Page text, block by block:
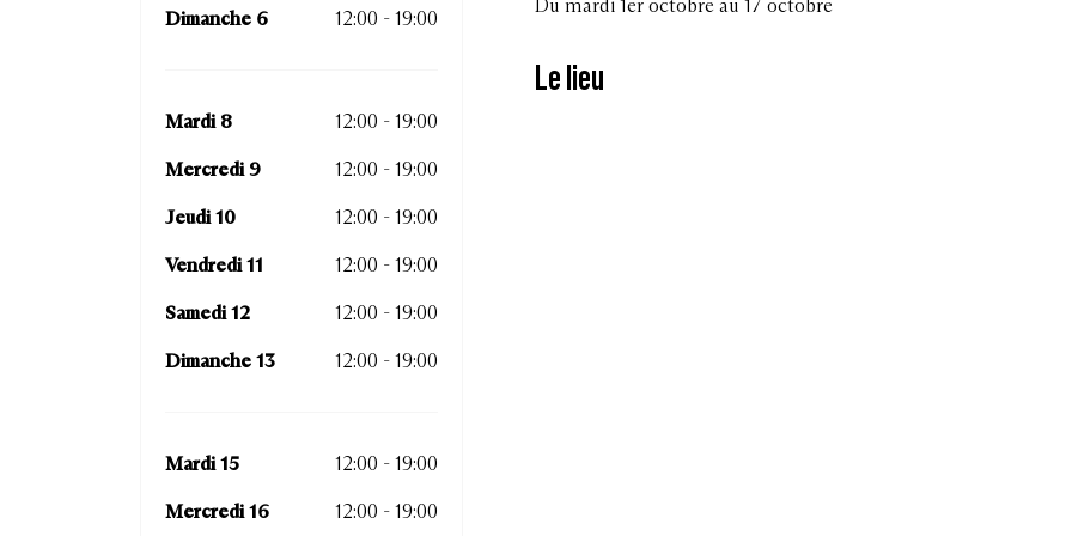
Dimanche 6 12:00 - 19:00
Mardi 8 12:00 - 19:00
Mercredi 9 12:00 - 19:00
Jeudi 10 12:00 - 19:00
Vendredi 11 12:00 - 19:00
Samedi 12 12:00 - 19:00
Dimanche 13 12:00 - 19:00
Mardi 15 12:00 - 19:00
Mercredi 16 12:00 - 19:00
Du mardi 1er octobre au 17 octobre
Le lieu